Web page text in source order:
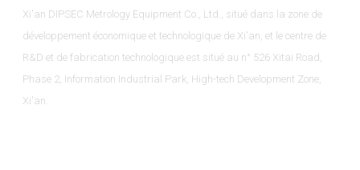
Xi'an DIPSEC Metrology Equipment Co., Ltd., situé dans la zone de
développement économique et technologique de Xi'an, et le centre de
R&D et de fabrication technologique est situé au n° 526 Xitai Road,
Phase 2, Information Industrial Park, High-tech Development Zone,
Xi'an.